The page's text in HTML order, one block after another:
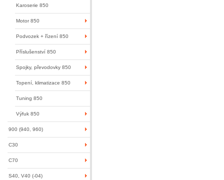
Karoserie 850
Motor 850
Podvozek + řízení 850
Příslušenství 850
Spojky, převodovky 850
Topení, klimatizace 850
Tuning 850
Výfuk 850
900 (940, 960)
C30
C70
S40, V40 (-04)